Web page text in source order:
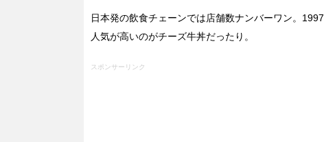
日本発の飲食チェーンでは店舗数ナンバーワン。
人気が高いのがチーズ牛丼だったり。
スポンサーリンク